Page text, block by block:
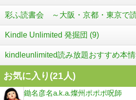
彩ふ読書会 ～大阪・京都・東京で
Kindle Unlimited 発掘団 (9)
kindleunlimited読み放題おすすめ本
お気に入り(21人)
鋤名彦名a.k.a.燦州ポポポ呪師